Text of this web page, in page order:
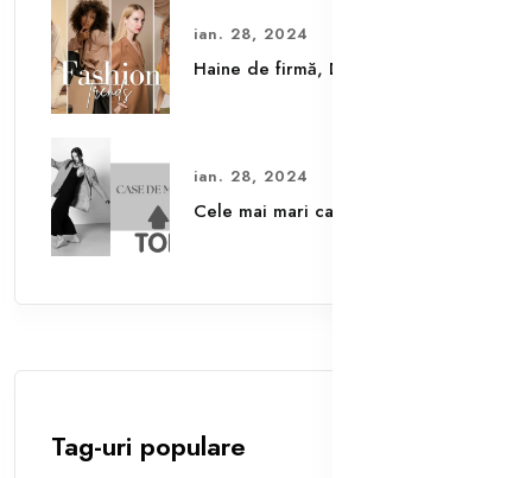
ian. 28, 2024
Haine de firmă, De Ce ?
ian. 28, 2024
Cele mai mari case de moda
Tag-uri populare